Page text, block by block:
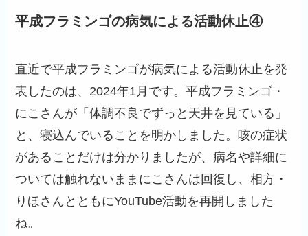
平成フラミンゴの病気による活動休止④
直近で平成フラミンゴが病気による活動休止を発
表したのは、2024年1月です。平成フラミンゴ・
にこさんが「体調不良でずっと天井を見ている」
と、寝込んでいることを明かしました。咳の症状
があることだけは分かりましたが、病名や詳細に
ついては触れないままにこさんは回復し、相方・
りほさんとともにYouTube活動を再開しました
ね。